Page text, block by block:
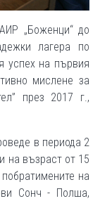
„Боженци“ до
лагера по
успех на първия
мислене за
през 2017 г.,
в периода 2
на възраст от 15
на
Сонч - Полша,